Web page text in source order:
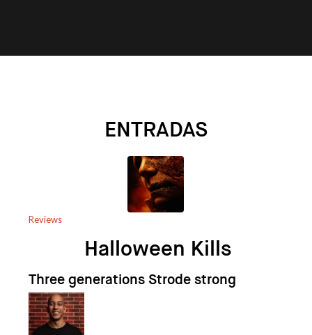
ENTRADAS
Reviews
Halloween Kills
Three generations Strode strong